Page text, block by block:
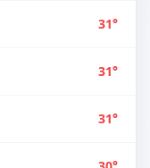
31°
31°
31°